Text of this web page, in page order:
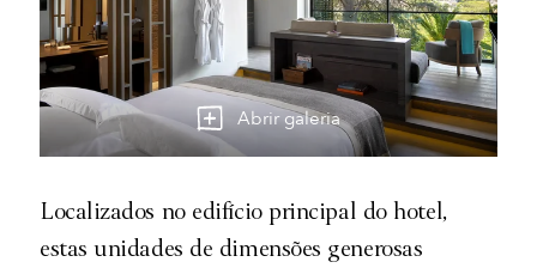
Abrir galeria
Localizados no edifício principal do hotel,
estas unidades de dimensões generosas